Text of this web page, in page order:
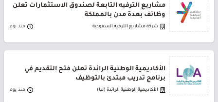
مشاريع الترفيه التابعة لصندوق الاستثمارات تعلن
وظائف بعدة مدن بالمملكة
شركة مشاريع الترفيه السعودية منذ يوم
الأكاديمية الوطنية الرائدة تعلن فتح التقديم في
برنامج تدريب مبتدئ بالتوظيف
الأكاديمية الوطنية الرائدة (لنا) منذ يوم